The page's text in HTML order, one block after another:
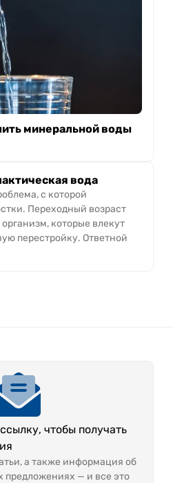
минеральной воды
вода
с которой
Переходный возраст
которые влекут
перестройку. Ответной
чтобы получать
а также информация об
предложениях — и все это